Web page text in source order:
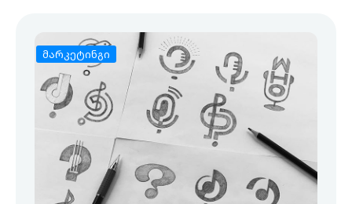
მარკეტინგი